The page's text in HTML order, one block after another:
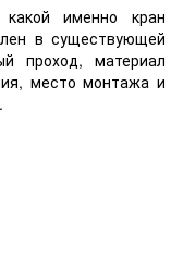
именно кран
в существующей
проход, материал
место монтажа и